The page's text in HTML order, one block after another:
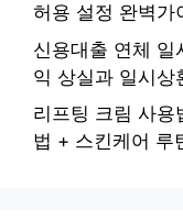
허용 설정 완벽가
신용대출 연체 일
익 상실과 일시
리프팅 크림 사용
법 + 스킨케어 루